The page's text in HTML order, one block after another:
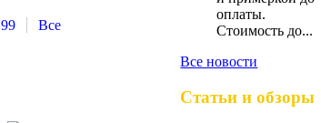
99 Все
оплаты.
Стоимость до...
Все новости
Статьи и обзоры